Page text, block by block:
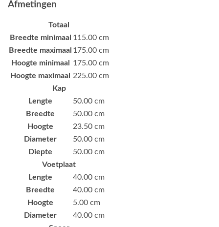
Afmetingen
Totaal
Breedte minimaal 115.00 cm
Breedte maximaal 175.00 cm
Hoogte minimaal
175.00 cm
Hoogte maximaal
225.00 cm
Kap
Lengte
50.00 cm
Breedte
50.00 cm
Hoogte
23.50 cm
Diameter
50.00 cm
Diepte
50.00 cm
Voetplaat
Lengte
40.00 cm
Breedte
40.00 cm
Hoogte
5.00 cm
Diameter
40.00 cm